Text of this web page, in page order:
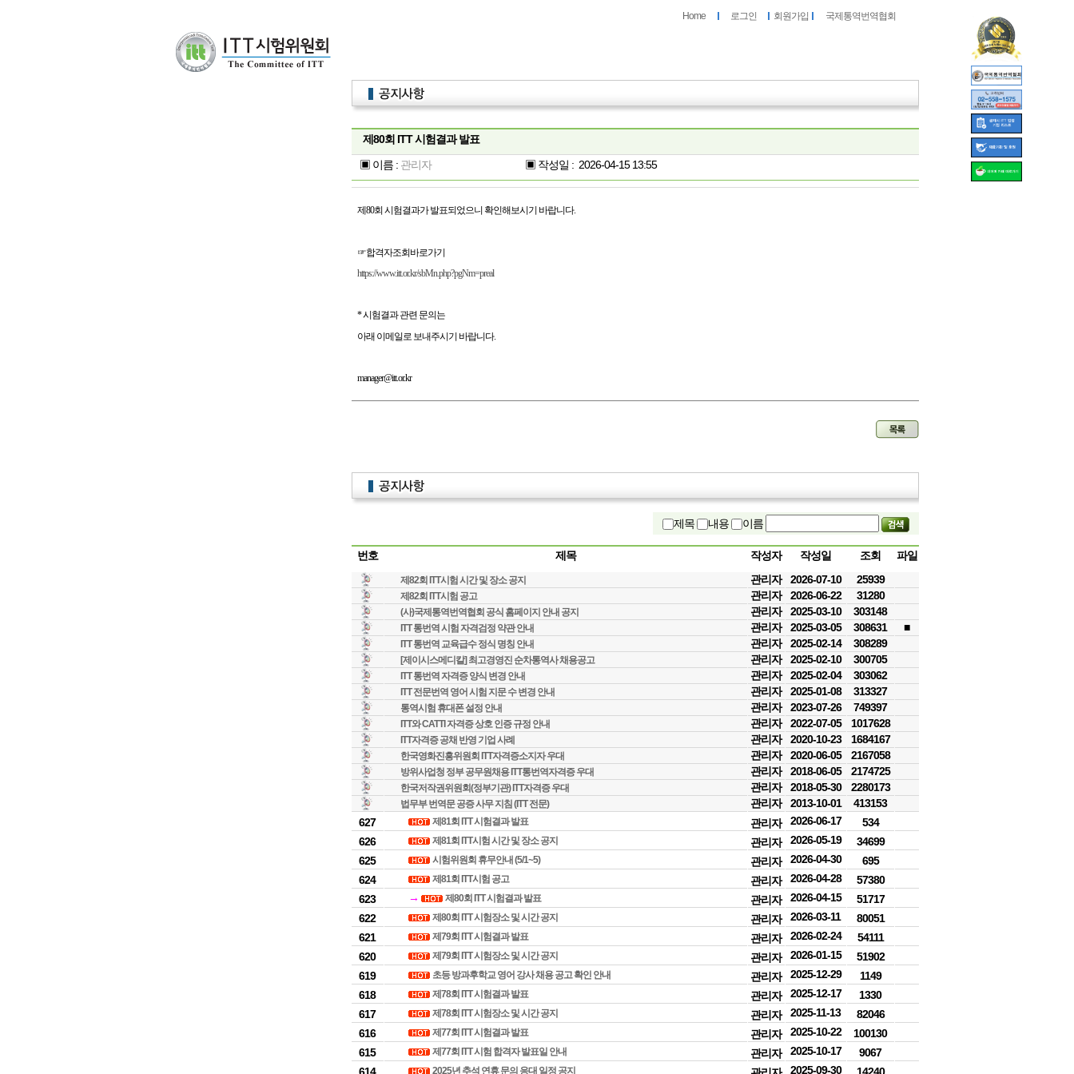
Home 로그인 회원가입 국제통역번역협회
제80회 ITT 시험결과 발표
▣ 이름 : 관리자 ▣ 작성일 : 2026-04-15 13:55
제80회 시험결과가 발표되었으니 확인해보시기 바랍니다.
☞합격자조회바로가기
https://www.itt.or.kr/sbMn.php?pgNm=preal
*시험결과 관련 문의는
아래 이메일로 보내주시기 바랍니다.
manager@itt.or.kr
제목 내용 이름
번호 제목 작성자 작성일 조회 파일
제82회 ITT시험 시간 및 장소 공지 관리자 2026-07-10 25939
제82회 ITT시험 공고 관리자 2026-06-22 31280
(사)국제통역번역협회 공식 홈페이지 안내 공지 관리자 2025-03-10 303148
ITT 통번역 시험 자격검정 약관 안내 관리자 2025-03-05 308631 ■
ITT 통번역 교육급수 정식 명칭 안내 관리자 2025-02-14 308289
[제이시스메디칼] 최고경영진 순차통역사 채용공고 관리자 2025-02-10 300705
ITT 통번역 자격증 양식 변경 안내 관리자 2025-02-04 303062
ITT 전문번역 영어 시험 지문 수 변경 안내 관리자 2025-01-08 313327
통역시험 휴대폰 설정 안내 관리자 2023-07-26 749397
ITT와 CATTI 자격증 상호 인증 규정 안내 관리자 2022-07-05 1017628
ITT자격증 공채 반영 기업 사례 관리자 2020-10-23 1684167
한국영화진흥위원회 ITT자격증소지자 우대 관리자 2020-06-05 2167058
방위사업청 정부 공무원채용 ITT통번역자격증 우대 관리자 2018-06-05 2174725
한국저작권위원회(정부기관) ITT자격증 우대 관리자 2018-05-30 2280173
법무부 번역문 공증 사무 지침 (ITT 전문) 관리자 2013-10-01
413153
627
제81회 ITT 시험결과 발표 관리자 2026-06-17
534
626
제81회 ITT시험 시간 및 장소 공지 관리자 2026-05-19
34699
625
시험위원회 휴무안내 (5/1~5) 관리자 2026-04-30
695
624
제81회 ITT시험 공고 관리자 2026-04-28
57380
623
→ 제80회 ITT 시험결과 발표 관리자 2026-04-15
51717
622
제80회 ITT 시험장소 및 시간 공지 관리자 2026-03-11
80051
621
제79회 ITT 시험결과 발표 관리자 2026-02-24
54111
620
제79회 ITT 시험장소 및 시간 공지 관리자 2026-01-15
51902
619
초등 방과후학교 영어 강사 채용 공고 확인 안내 관리자 2025-12-29
1149
618
제78회 ITT 시험결과 발표 관리자 2025-12-17
1330
617
제78회 ITT 시험장소 및 시간 공지 관리자 2025-11-13
82046
616
제77회 ITT 시험결과 발표 관리자 2025-10-22
100130
615
제77회 ITT 시험 합격자 발표일 안내 관리자 2025-10-17
9067
2025년 추석 연휴 문의 응대 일정 공지 2025-09-30